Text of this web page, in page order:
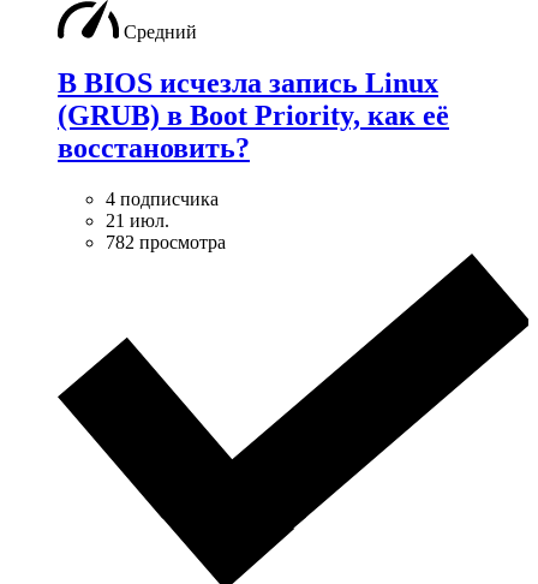
Средний
В BIOS исчезла запись Linux
(GRUB) в Boot Priority, как её
восстановить?
4 подписчика
21 июл.
782 просмотра